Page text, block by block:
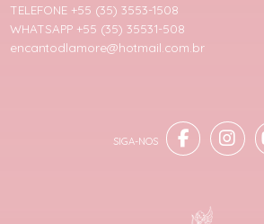
TELEFONE +55 (35) 3553-1508
WHATSAPP +55 (35) 35531-508
encantodlamore@hotmail.com.br